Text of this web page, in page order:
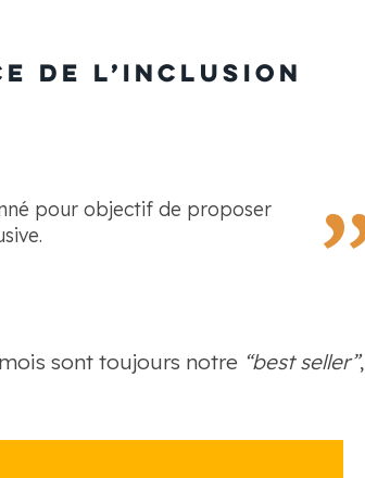
de l’inclusion
pour objectif de proposer
sont toujours notre “best seller”,